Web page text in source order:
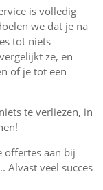
is volledig
we dat je na
tot niets
ze, en
of je tot een
te verliezen, in
offertes aan bij
Alvast veel succes